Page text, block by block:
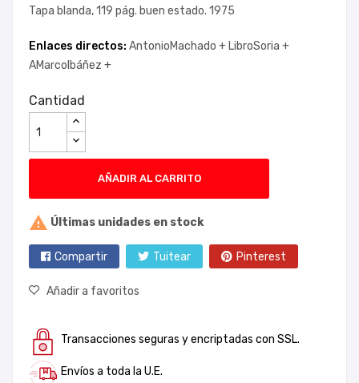
Tapa blanda, 119 pág. buen estado. 1975
Enlaces directos: AntonioMachado + LibroSoria +
AMarcoIbáñez +
Cantidad
AÑADIR AL CARRITO
 Últimas unidades en stock
Compartir Tuitear Pinterest
Añadir a favoritos
Transacciones seguras y encriptadas con SSL.
Envíos a toda la U.E.